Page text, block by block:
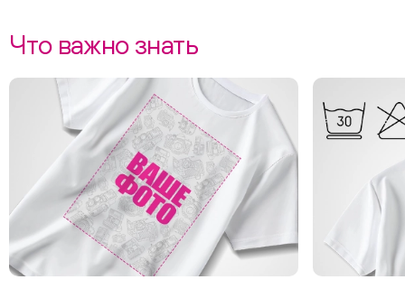
Что важно знать